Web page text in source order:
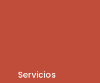
Servicios